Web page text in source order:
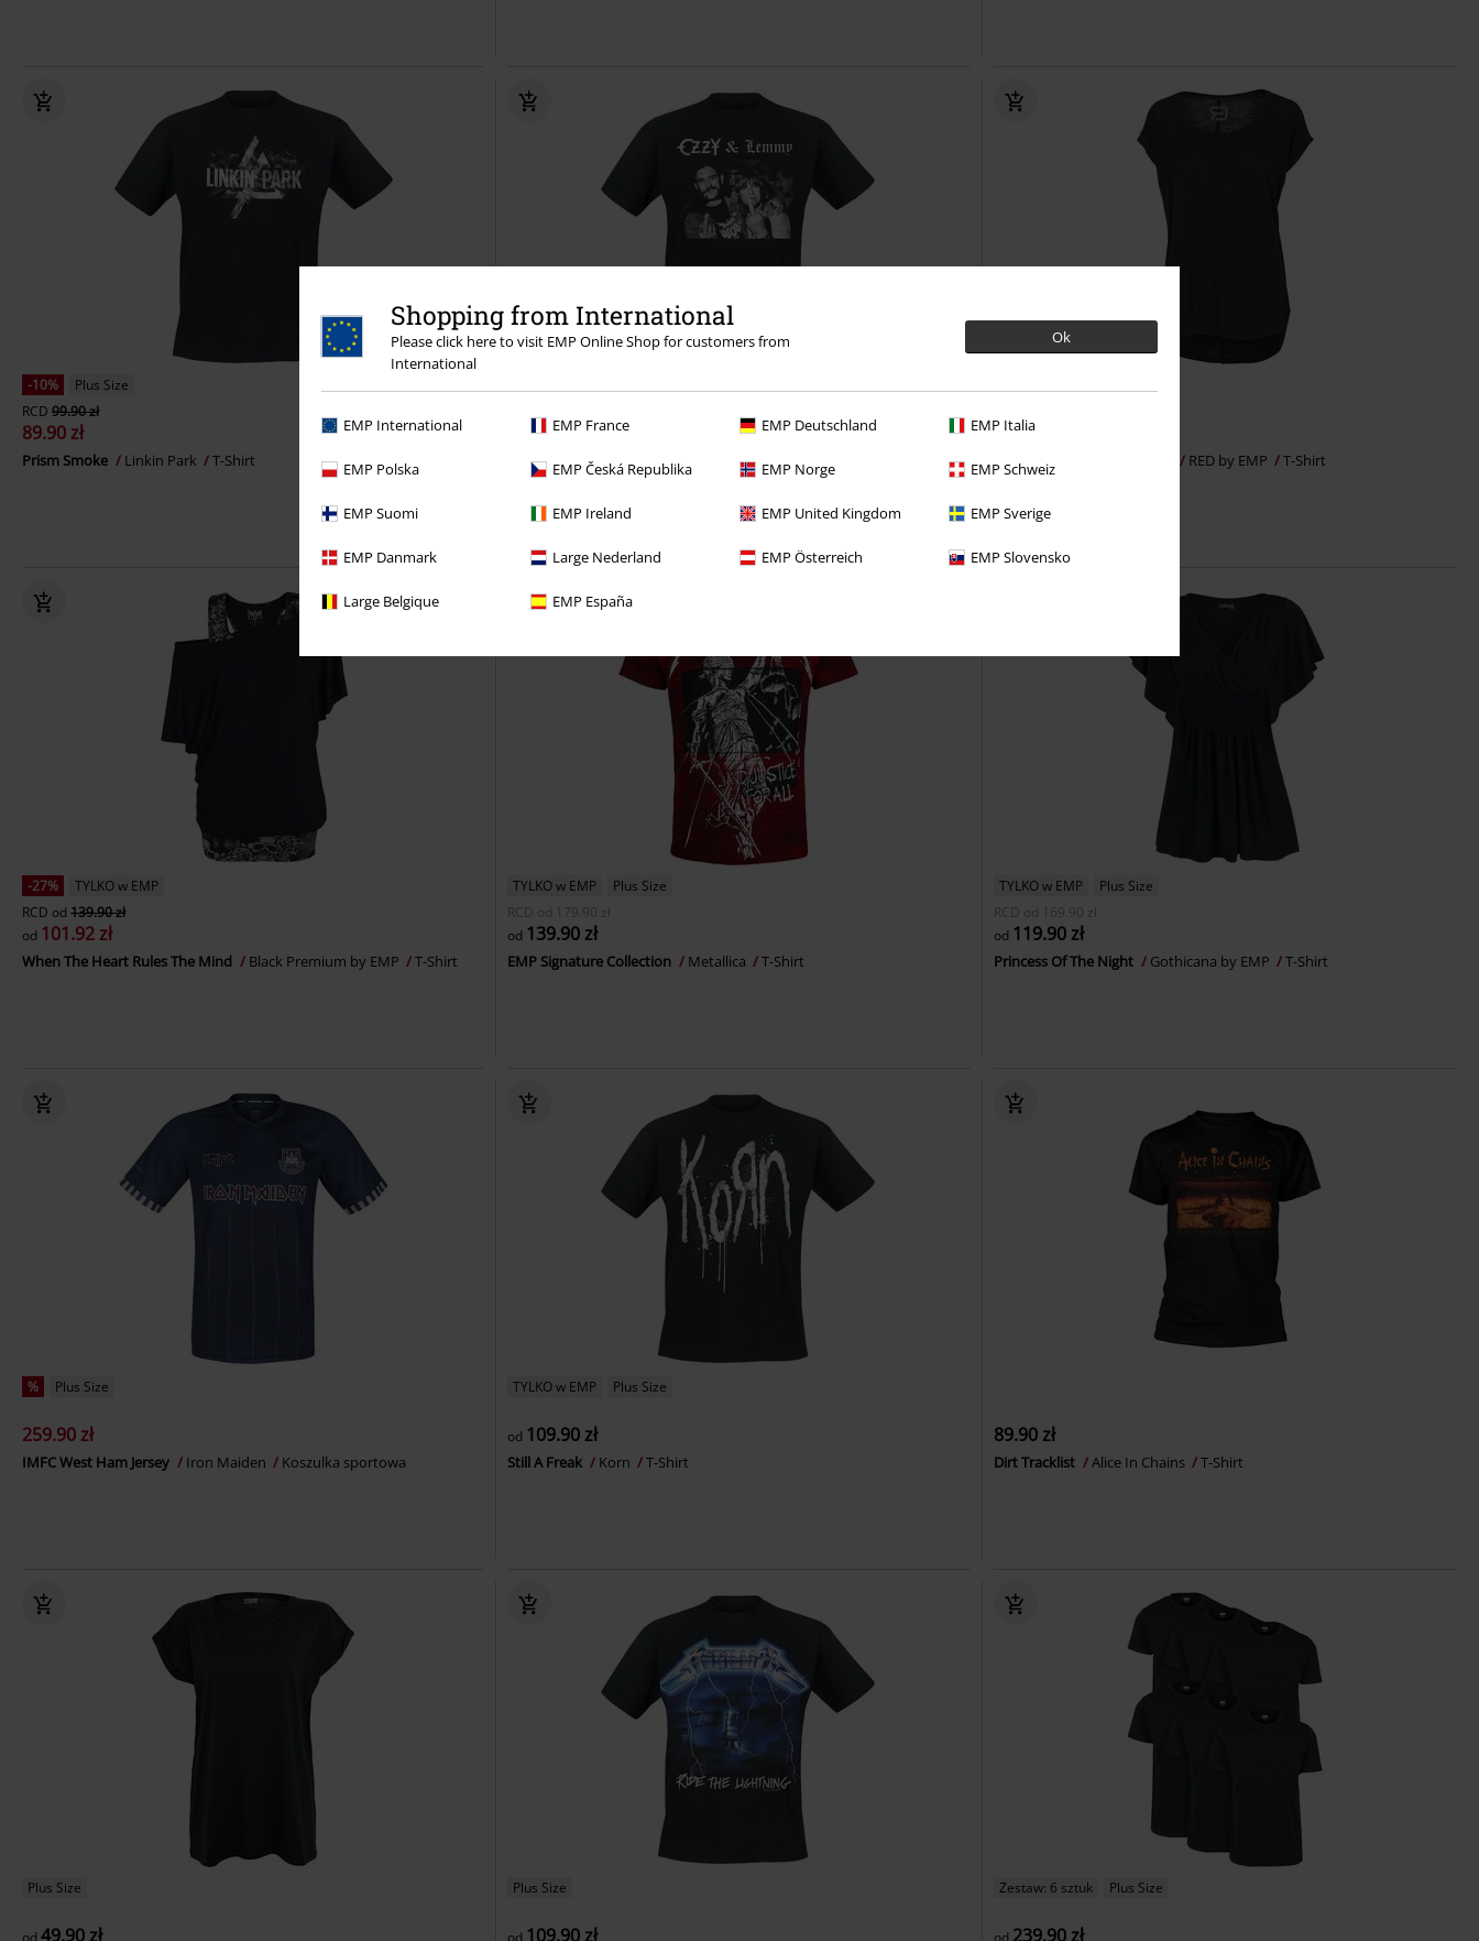
Shopping from International
Please click here to visit EMP Online Shop for customers from
International
Ok
EMP International EMP France EMP Deutschland EMP Italia
EMP Polska EMP Česká Republika EMP Norge EMP Schweiz
EMP Suomi EMP Ireland EMP United Kingdom EMP Sverige
EMP Danmark Large Nederland EMP Österreich EMP Slovensko
Large Belgique EMP España
-10%
Plus Size
RCD 99.90 zł
89.90 zł
Prism Smoke Linkin Park T-Shirt
99.90 zł
Hellraiser Ozzy & Lemmy Ozzy Osbourne T-Shirt
od59.90 zł
Long Back Shaped Slub Tee RED by EMP T-Shirt
-27%
TYLKO w EMP
RCD od 139.90 zł
od 101.92 zł
When The Heart Rules The Mind Black Premium by EMP T-Shirt
TYLKO w EMP
Plus Size
RCD
od 179.90 zł
od 139.90 zł
EMP Signature Collection Metallica T-Shirt
TYLKO w EMP
Plus Size
RCD
od 169.90 zł
od 119.90 zł
Princess Of The Night Gothicana by EMP T-Shirt
% Plus Size
259.90 zł
IMFC West Ham Jersey Iron Maiden Koszulka sportowa
TYLKO w EMP Plus Size
od 109.90 zł
Still A Freak Korn T-Shirt
89.90 zł
Dirt Tracklist Alice In Chains T-Shirt
Plus Size
od 49.90 zł
Plus Size
od 109.90 zł
Zestaw: 6 sztuk Plus Size
od 239.90 zł